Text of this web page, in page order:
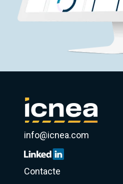
info@icnea.com
Contacte